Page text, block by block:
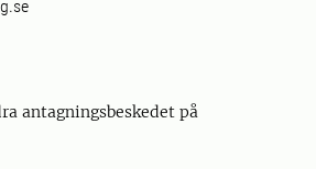
antagningsbeskedet på